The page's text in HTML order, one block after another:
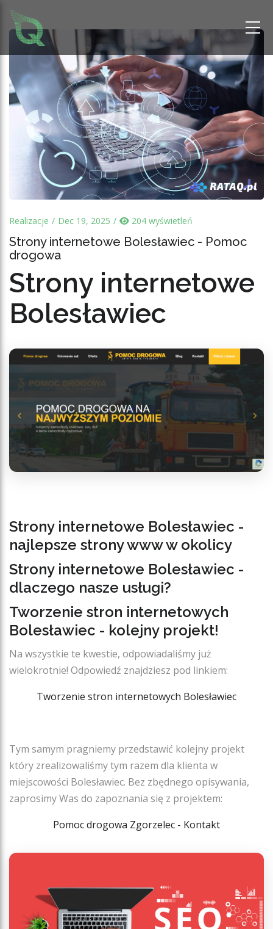
Realizacje Dec 19, 2025 204 wyświetleń
Strony internetowe Bolesławiec - Pomoc
drogowa
Strony internetowe
Bolesławiec
Strony internetowe Bolesławiec -
najlepsze strony www w okolicy
Strony internetowe Bolesławiec -
dlaczego nasze usługi?
Tworzenie stron internetowych
Bolesławiec - kolejny projekt!
Na wszystkie te kwestie, odpowiadaliśmy już
wielokrotnie! Odpowiedź znajdziesz pod linkiem:
Tworzenie stron internetowych Bolesławiec
Tym samym pragniemy przedstawić kolejny projekt
który zrealizowaliśmy tym razem dla klienta w
miejscowości Bolesławiec. Bez zbędnego opisywania,
zaprosimy Was do zapoznania się z projektem:
Pomoc drogowa Zgorzelec - Kontakt